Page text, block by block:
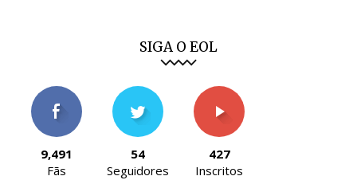
SIGA O EOL
9,491
Fãs
54
Seguidores
427
Inscritos